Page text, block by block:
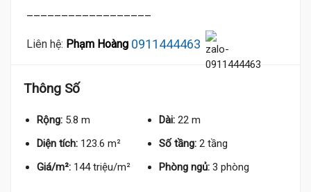
Liên hệ: Phạm Hoàng 0911444463
Thông Số
Rộng: 5.8 m Dài: 22 m
Diện tích: 123.6 m² Số tầng: 2 tầng
Giá/m²: 144 triệu/m² Phòng ngủ: 3 phòng